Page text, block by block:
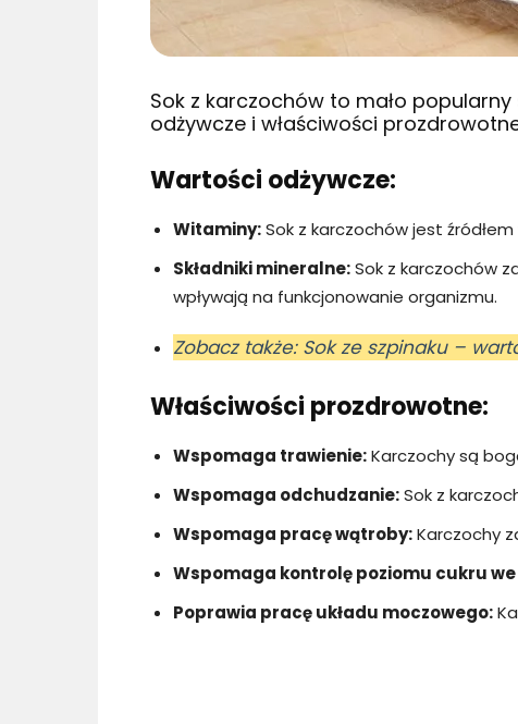
Sok z karczochów to mało
odżywcze i właściwości
Wartości odżywcze:
Witaminy:Sok z karczochów jest
Składniki mineralne:Sok z karczochów
wpływają na funkcjonowanie organizmu.
Zobacz także: Sok ze szpinaku –
Właściwości prozdrowotne:
Wspomaga trawienie:Karczochy są
Wspomaga odchudzanie:Sok z
Wspomaga pracę wątroby:Karczochy
Wspomaga kontrolę poziomu cukru we
Poprawia pracę układu moczowego: